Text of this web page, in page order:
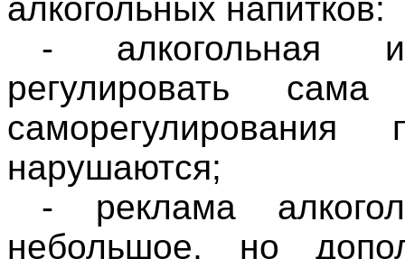
алкогольных напитков:
- алкогольная
регулировать
нарушаются;
- реклама
небольшое, но